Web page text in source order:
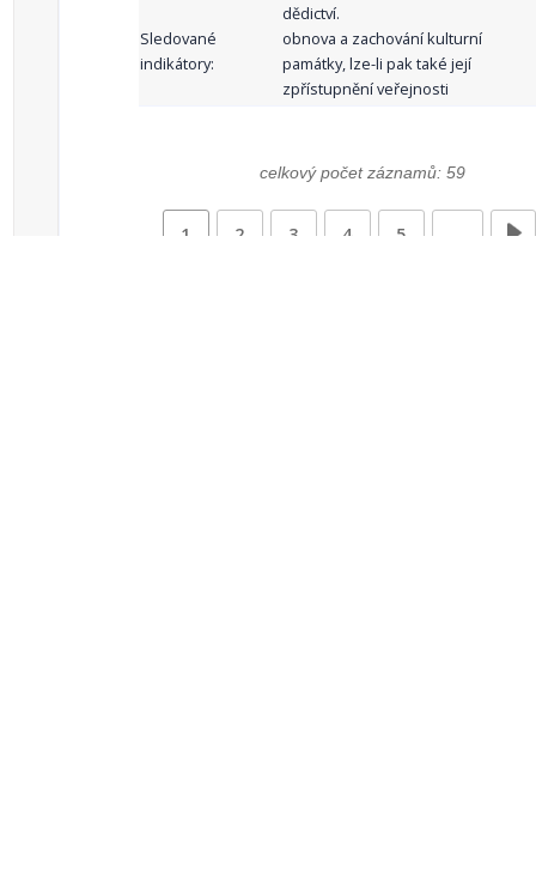
dědictví.
Sledované
indikátory:
obnova a zachování kulturní
památky, lze-li pak také její
zpřístupnění veřejnosti
celkový počet záznamů: 59
1 2 3 4 5